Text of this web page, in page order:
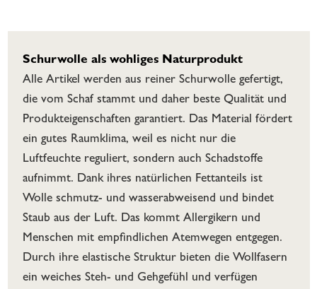
Schurwolle als wohliges Naturprodukt
Alle Artikel werden aus reiner Schurwolle gefertigt,
die vom Schaf stammt und daher beste Qualität und
Produkteigenschaften garantiert. Das Material fördert
ein gutes Raumklima, weil es nicht nur die
Luftfeuchte reguliert, sondern auch Schadstoffe
aufnimmt. Dank ihres natürlichen Fettanteils ist
Wolle schmutz- und wasserabweisend und bindet
Staub aus der Luft. Das kommt Allergikern und
Menschen mit empfindlichen Atemwegen entgegen.
Durch ihre elastische Struktur bieten die Wollfasern
ein weiches Steh- und Gehgefühl und verfügen